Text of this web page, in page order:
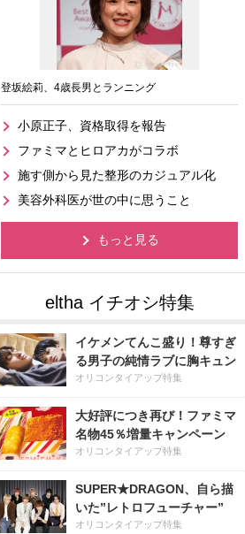
登坂絵莉、4歳長男とランニング
小原正子、資格取得を報告
ファミマとヒロアカがコラボ
施す側から見た整形のカジュアル化
美容外科医が世の中に思うこと
もっと見る
イケメンてんこ盛り！尊すぎ
る男子の純情ラブに胸キュン
オリコンタイアップ特集
大好評につき再び！ファミマ
名物45％増量キャンペーン
オリコンタイアップ特集
SUPER★DRAGON、自ら描
いた”レトロフューチャー”
オリコンタイアップ特集